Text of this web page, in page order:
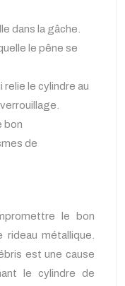
dans la gâche.
le pêne se
relie le cylindre au
bon
de
le bon
rideau métallique.
est une cause
le cylindre de